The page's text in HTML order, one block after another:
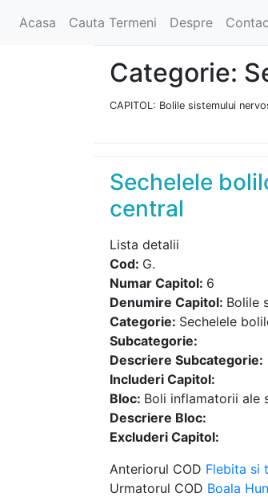
Acasa Cauta Termeni Despre
Categorie:
CAPITOL: Bolile sistemului
Sechelele
central
Lista detalii
Cod: G.
Numar Capitol: 6
Denumire Capitol: Bolile
Categorie: Sechelele
Subcategorie:
Descriere Subcategorie:
Includeri Capitol:
Bloc: Boli inflamatorii ale
Descriere Bloc:
Excluderi Capitol:
Anteriorul COD Flebita si
Urmatorul COD Boala